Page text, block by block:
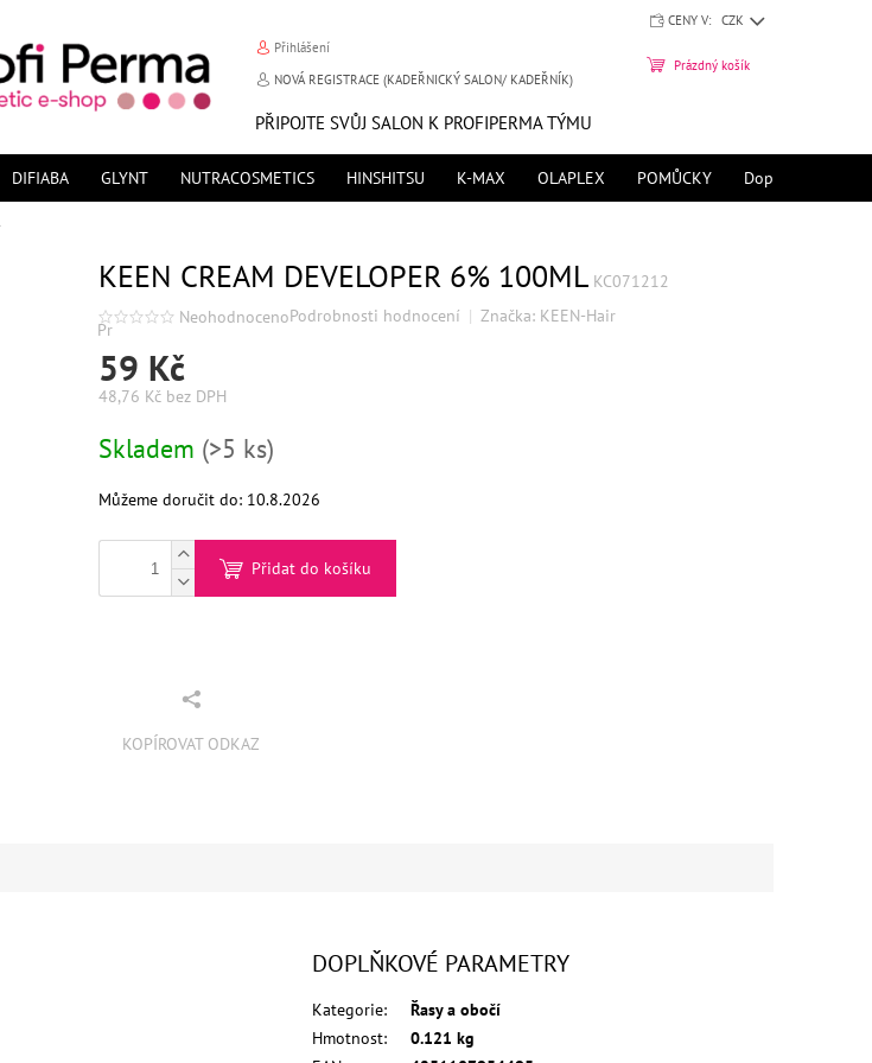
CENY V:
CZK
Přihlášení
NOVÁ REGISTRACE (KADEŘNICKÝ SALON/ KADEŘNÍK)
PŘIPOJTE SVŮJ SALON K PROFIPERMA TÝMU
NÁKUPNÍ
Prázdný košík
DIFIABA GLYNT NUTRACOSMETICS HINSHITSU K-MAX OLAPLEX POMŮCKY Doprava zdarma
KEEN CREAM DEVELOPER 6% 100ML KC071212
Průměrné
produktu
je
0,0
z
NeohodnocenoPodrobnosti hodnocení Značka: KEEN-Hair
59 Kč
48,76 Kč bez DPH
cena:
Skladem (>5 ks)
Můžeme doručit do: 10.8.2026
Přidat do košíku
KOPÍROVAT ODKAZ
DOPLŇKOVÉ PARAMETRY
Kategorie:
Řasy a obočí
Hmotnost:
0.121 kg